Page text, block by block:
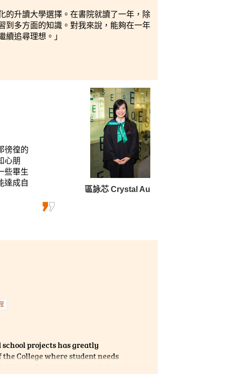
的升讀大學選擇。在書院就讀了一年，除
到多方面的知識。對我來說，能夠在一年
續追尋理想。 」
區詠芯 Crystal Au
徬徨的
心朋
些畢生
達成自
projects has greatly
College where student needs